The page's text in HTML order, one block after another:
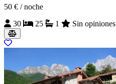
50 € / noche
30
25 1 Sin opiniones